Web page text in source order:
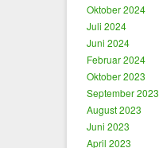
Oktober 2024
Juli 2024
Juni 2024
Februar 2024
Oktober 2023
September 2023
August 2023
Juni 2023
April 2023